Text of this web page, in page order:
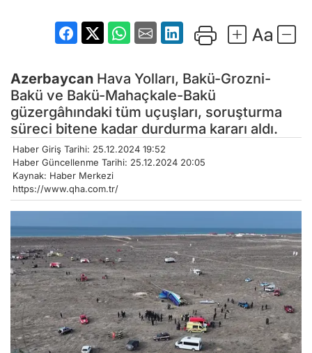
Azerbaycan Hava Yolları, Bakü-Grozni-
Bakü ve Bakü-Mahaçkale-Bakü
güzergâhındaki tüm uçuşları, soruşturma
süreci bitene kadar durdurma kararı aldı.
Haber Giriş Tarihi: 25.12.2024 19:52
Haber Güncellenme Tarihi: 25.12.2024 20:05
Kaynak: Haber Merkezi
https://www.qha.com.tr/